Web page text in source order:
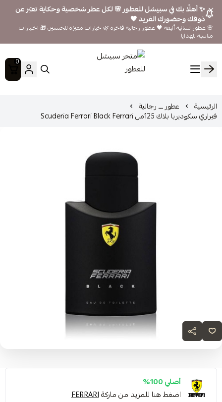
✨ أهلًا بك في سبيشل للعطور 🌸 لكل عطر شخصية وحكاية تعبّر عن
ذوقك وحضورك الفريد 🖤
🌸 عطور نسائية أنيقة 🖤 عطور رجالية فاخرة 🌿 خيارات مميزة للجنسين 🎁 اختيارات
مناسبة للهدايا
متجر سبيشل للعطور
0
الرئيسية عطور ـــ رجالية
فيراري سكوديريا بلاك 125مل Scuderia Ferrari Black Ferrari
أصلي 100%
اضغط هنا للمزيد من ماركةFERRARI